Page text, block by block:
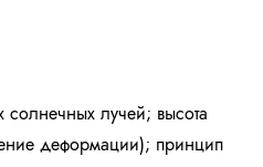
лучей; высота
деформации); принцип